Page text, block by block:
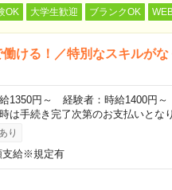
OK 大学生歓迎 ブランクOK
ける！／特別なスキルが
1350円～ 経験者：時給1400円
は手続き完了次第のお支払いとなり
り
支給※規定有